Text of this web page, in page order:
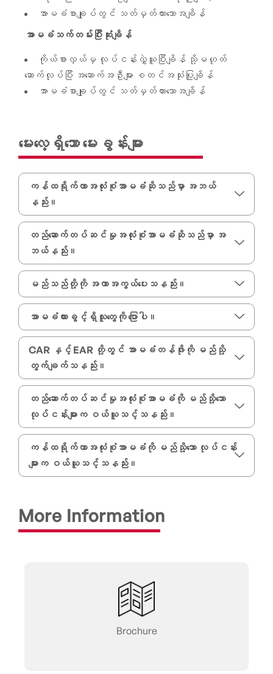
အာမခံစာချုပ်တွင် သတ်မှတ်ထားသောအချိန်
အာမခံသက်တမ်းပြီးဆုံးချိန်
ကိုယ်စားလှယ်မှ လုပ်ငန်းလွှဲယူပြီးချိန် သို့မဟုတ်
‌ဆောက်လုပ်ပြီး အဆောက်အဦးများ စတင်အသုံးပြုချိန်
အာမခံစာချုပ်တွင် သတ်မှတ်ထားသောအချိန်
မေးလေ့ရှိသော မေးခွန်းများ
ကန်ထရိုက်တာအလုံးစုံအာမခံဆိုသည်မှာ အဘယ်
နည်း။
တည်ဆောက်တပ်ဆင်မှုအလုံးစုံအာမခံဆိုသည်မှာ အ
ဘယ်နည်း။
မည်သည်တို့ကို အကာအကွယ်ပေးသနည်း။
အာမခံထားခွင့်ရှိသူတွေကို ပြောပါ။
CAR နှင့် EAR တို့တွင် အာမခံတန်ဖိုးကို မည်သို့
တွက်ချက်သနည်း။
တည်ဆောက်တပ်ဆင်မှုအလုံးစုံအာမခံကို မည်သို့သော
လုပ်ငန်းများက ဝယ်ယူသင့်သနည်း။
ကန်ထရိုက်တာအလုံးစုံအာမခံကို မည်သို့သော လုပ်ငန်း
များက ဝယ်ယူသင့်သနည်း။
More Information
Brochure